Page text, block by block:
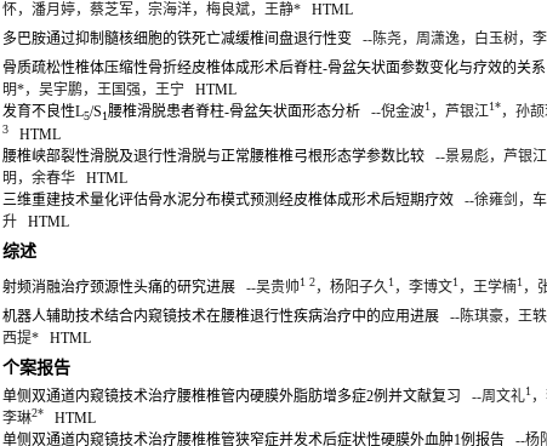
怀，潘月婷，蔡芝军，宗海洋，梅良斌，王静*
HTML
多巴胺通过抑制髓核细胞的铁死亡减缓椎间盘退行性变 --陈尧，周潇逸，白玉树，
骨质疏松性椎体压缩性骨折经皮椎体成形术后脊柱-骨盆矢状面参数变化与疗效的关系
明*，吴宇鹏，王国强，王宁
HTML
发育不良性L5/S1腰椎滑脱患者脊柱-骨盆矢状面形态分析 --倪金波1 ，芦银江1*，孙
3
HTML
腰椎峡部裂性滑脱及退行性滑脱与正常腰椎椎弓根形态学参数比较 --景易彪，芦银
明，余春华
HTML
三维重建技术量化评估骨水泥分布模式预测经皮椎体成形术后短期疗效 --徐雍剑，
升
HTML
综述
射频消融治疗颈源性头痛的研究进展 --吴贵帅1 2，杨阳子久1 ，李博文1 ，王学楠1 ，
机器人辅助技术结合内窥镜技术在腰椎退行性疾病治疗中的应用进展 --陈琪豪，王
西提*
HTML
个案报告
单侧双通道内窥镜技术治疗腰椎椎管内硬膜外脂肪增多症2例并文献复习 --周文礼1
李琳2*
HTML
单侧双通道内窥镜技术治疗腰椎椎管狭窄症并发术后症状性硬膜外血肿1例报告 --杨